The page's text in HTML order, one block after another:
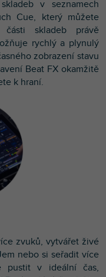
v seznamech
Cue, který můžete
skladeb právě
rychlý a plynulý
zobrazení stavu
Beat FX okamžitě
k hraní.
zvuků, vytvářet živé
nebo si seřadit více
pustit v ideální čas,